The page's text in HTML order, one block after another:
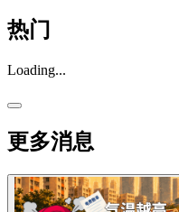
热门
Loading...
更多消息